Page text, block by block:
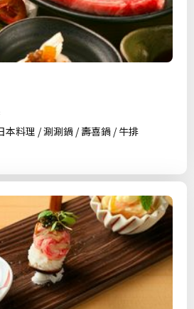
本料理 / 涮涮鍋 / 壽喜鍋 / 牛排